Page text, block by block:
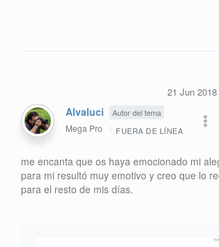
21 Jun
Alvaluci Autor del tema
Mega Pro FUERA DE LÍNEA
me encanta que os haya emocionado mi
para mi resultó muy emotivo y creo que lo
para el resto de mis días.